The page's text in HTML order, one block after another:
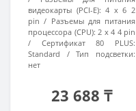
видеокарты (PCI-E): 4 x 6 2
pin
Разъемы для питания
процессора (CPU): 2 x 4 4 pin
Сертификат 80 PLUS:
Standard
Тип подсветки:
нет
23 688 ₸